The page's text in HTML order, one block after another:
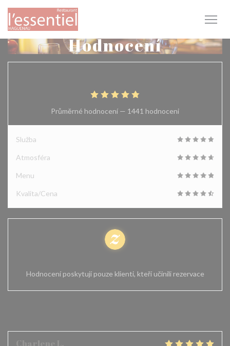
Panel pro správu cookies
Hodnocení
Průměrné hodnocení — 1441 hodnoceni
Služba
Atmosféra
Menu
Kvalita/Cena
Hodnocení poskytují pouze klienti, kteří učinili rezervace